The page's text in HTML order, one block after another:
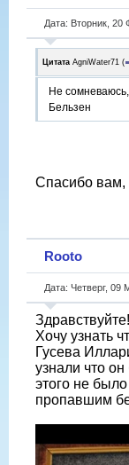
Дата: Вторник,
Цитата AgniWater71 (
Не
Бельзен
Спасибо вам,
Rooto
Дата: Четверг,
Здравствуйте!
Хочу узнать
Гусева
узнали что
этого не
пропавшим